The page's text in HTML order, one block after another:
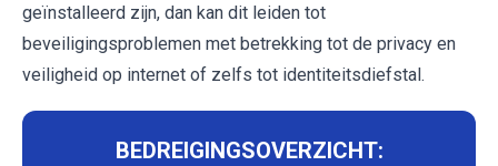
geïnstalleerd zijn, dan kan dit leiden tot
beveiligingsproblemen met betrekking tot de privacy en
veiligheid op internet of zelfs tot identiteitsdiefstal.
BEDREIGINGSOVERZICHT: